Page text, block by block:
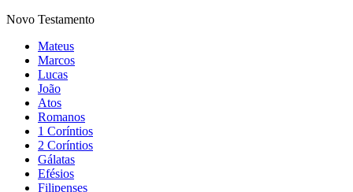
Novo Testamento
Mateus
Marcos
Lucas
João
Atos
Romanos
1 Coríntios
2 Coríntios
Gálatas
Efésios
Filipenses